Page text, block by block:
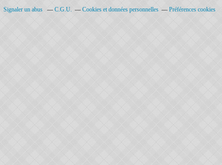
Signaler un abus C.G.U. Cookies et données personnelles Préférences cookies